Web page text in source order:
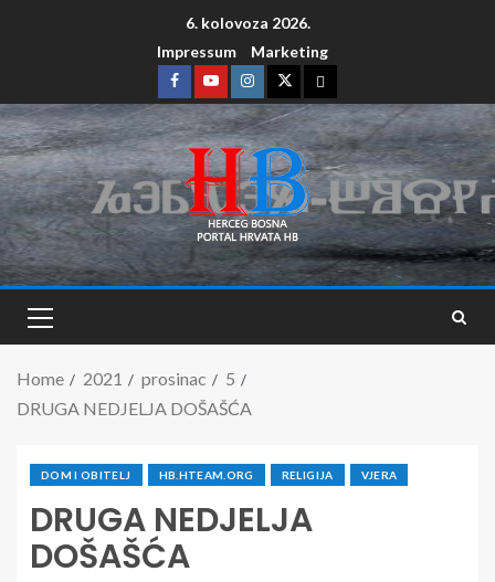
6. kolovoza 2026.
Impressum
Marketing
Home 2021 prosinac
5
DRUGA NEDJELJA DOŠAŠĆA
DOM I OBITELJ HB.HTEAM.ORG RELIGIJA VJERA
DRUGA NEDJELJA
DOŠAŠĆA